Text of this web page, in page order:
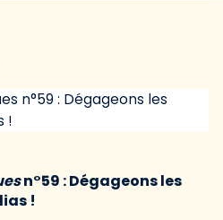
n°59 : Dégageons les
!